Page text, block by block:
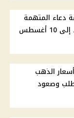
دعاء المتهمة
بقتل فاطمة عروس بورسعيد إلى 10 أغسطس
الذهب
وصعود